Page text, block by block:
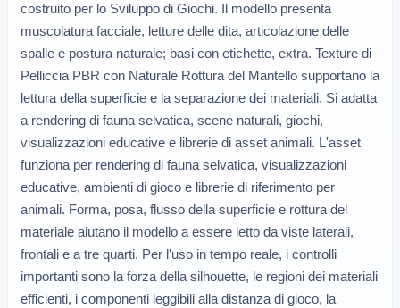
costruito per lo Sviluppo di Giochi. Il modello presenta
muscolatura facciale, letture delle dita, articolazione delle
spalle e postura naturale; basi con etichette, extra. Texture di
Pelliccia PBR con Naturale Rottura del Mantello supportano la
lettura della superficie e la separazione dei materiali. Si adatta
a rendering di fauna selvatica, scene naturali, giochi,
visualizzazioni educative e librerie di asset animali. L'asset
funziona per rendering di fauna selvatica, visualizzazioni
educative, ambienti di gioco e librerie di riferimento per
animali. Forma, posa, flusso della superficie e rottura del
materiale aiutano il modello a essere letto da viste laterali,
frontali e a tre quarti. Per l'uso in tempo reale, i controlli
importanti sono la forza della silhouette, le regioni dei materiali
efficienti, i componenti leggibili alla distanza di gioco, la